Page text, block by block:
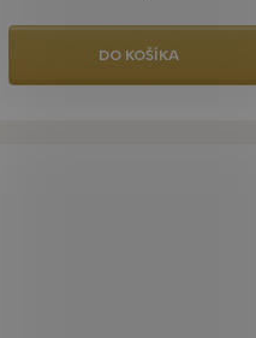
DO KOŠÍKA